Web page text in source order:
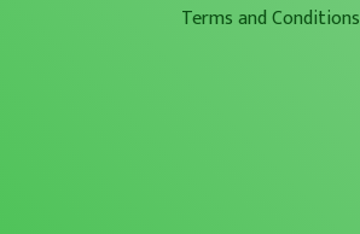
Terms and Conditions